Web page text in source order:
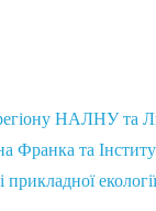
НАЛНУ та
та